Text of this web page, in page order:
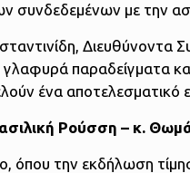
συνδεδεμένων με την
Διευθύνοντα
παραδείγματα
ένα αποτελεσματικό
Ρούσση – κ.
όπου την εκδήλωση